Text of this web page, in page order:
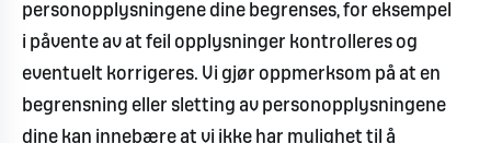
personopplysningene dine begrenses, for eksempel
i påvente av at feil opplysninger kontrolleres og
eventuelt korrigeres. Vi gjør oppmerksom på at en
begrensning eller sletting av personopplysningene
dine kan innebære at vi ikke har mulighet til å